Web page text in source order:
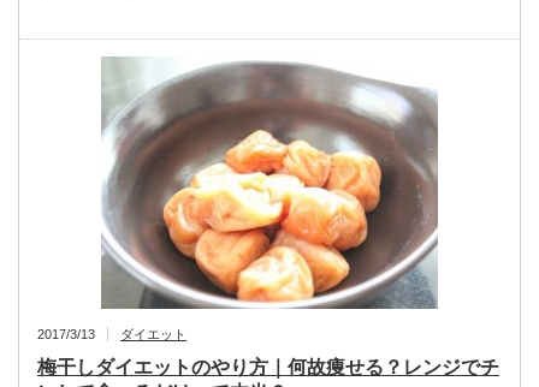
2017/3/13 ダイエット
梅干しダイエットのやり方｜何故痩せる？レンジでチ